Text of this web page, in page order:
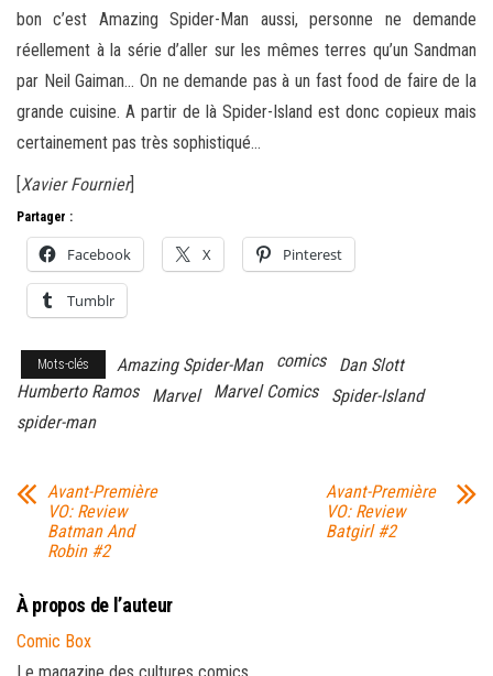
bon c’est Amazing Spider-Man aussi, personne ne demande
réellement à la série d’aller sur les mêmes terres qu’un Sandman
par Neil Gaiman… On ne demande pas à un fast food de faire de la
grande cuisine. A partir de là Spider-Island est donc copieux mais
certainement pas très sophistiqué…
[Xavier Fournier]
Partager :
Facebook X Pinterest
Tumblr
Mots-clés Amazing Spider-Man comics
Dan Slott
Humberto Ramos
Marvel Marvel Comics
Spider-Island
spider-man
Avant-Première
VO: Review
Batman And
Robin #2
Avant-Première
VO: Review
Batgirl #2
À propos de l’auteur
Comic Box
Le magazine des cultures comics